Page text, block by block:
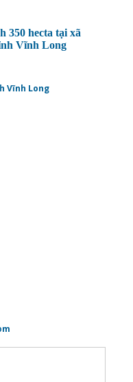
350 hecta tại xã
Vĩnh Long
Vĩnh Long